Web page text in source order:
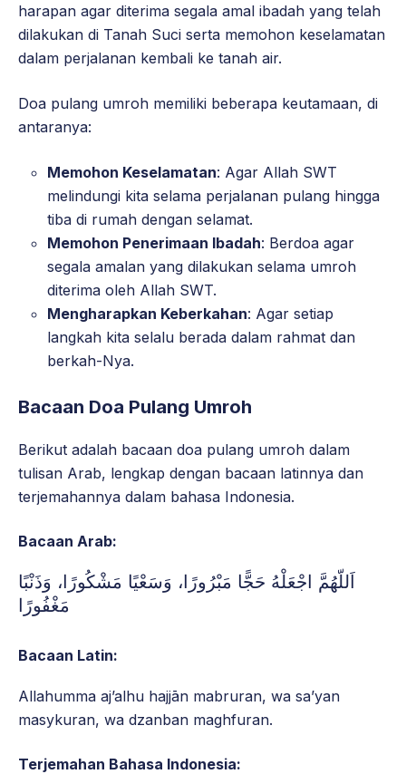
harapan agar diterima segala amal ibadah yang telah
dilakukan di Tanah Suci serta memohon keselamatan
dalam perjalanan kembali ke tanah air.
Doa pulang umroh memiliki beberapa keutamaan, di
antaranya:
Memohon Keselamatan: Agar Allah SWT
melindungi kita selama perjalanan pulang hingga
tiba di rumah dengan selamat.
Memohon Penerimaan Ibadah: Berdoa agar
segala amalan yang dilakukan selama umroh
diterima oleh Allah SWT.
Mengharapkan Keberkahan: Agar setiap
langkah kita selalu berada dalam rahmat dan
berkah-Nya.
Bacaan Doa Pulang Umroh
Berikut adalah bacaan doa pulang umroh dalam
tulisan Arab, lengkap dengan bacaan latinnya dan
terjemahannya dalam bahasa Indonesia.
Bacaan Arab:
اَللّهُمَّ اجْعَلْهُ حَجًّا مَبْرُورًا، وَسَعْيًا مَشْكُورًا، وَذَنْبًا
مَغْفُورًا
Bacaan Latin:
Allahumma aj’alhu hajjān mabruran, wa sa’yan
masykuran, wa dzanban maghfuran.
Terjemahan Bahasa Indonesia: